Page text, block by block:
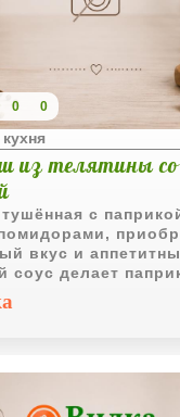
0 0
из телятины со
с
вкус и
соус делает
и
с картофелем или